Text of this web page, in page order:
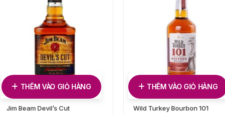
THÊM VÀO GIỎ HÀNG
Jim Beam Devil’s Cut
THÊM VÀO GIỎ HÀNG
Wild Turkey Bourbon 101